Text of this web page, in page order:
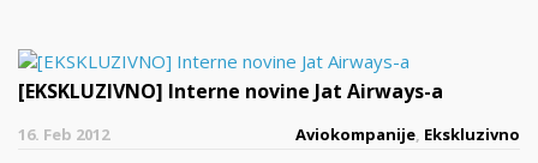
[EKSKLUZIVNO] Interne novine Jat Airways-a
16. Feb 2012 Aviokompanije, Ekskluzivno